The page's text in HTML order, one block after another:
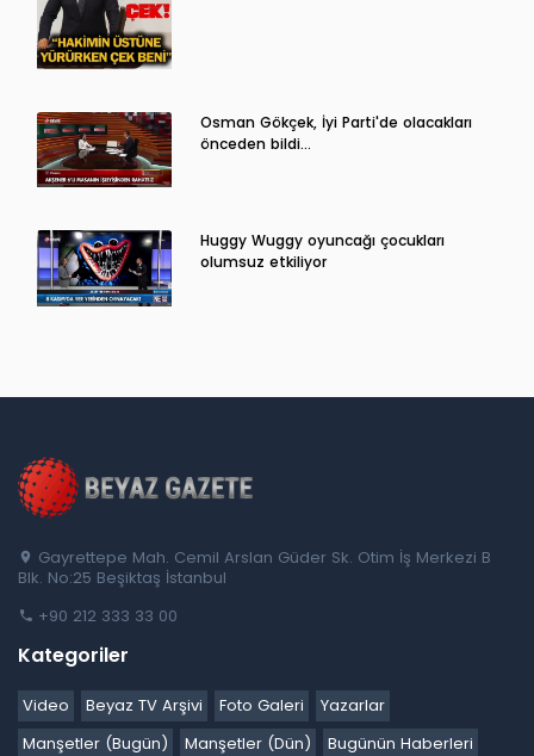
Osman Gökçek, İyi Parti'de olacakları
önceden bildi...
Huggy Wuggy oyuncağı çocukları
olumsuz etkiliyor
Gayrettepe Mah. Cemil Arslan Güder Sk. Otim İş Merkezi B
Blk. No:25 Beşiktaş İstanbul
+90 212 333 33 00
Kategoriler
Video Beyaz TV Arşivi Foto Galeri
Yazarlar
Manşetler (Bugün)
Manşetler (Dün)
Bugünün Haberleri